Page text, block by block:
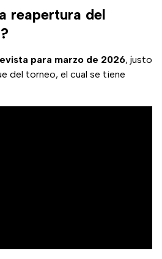
reapertura del
para marzo de 2026, justo
del torneo, el cual se tiene